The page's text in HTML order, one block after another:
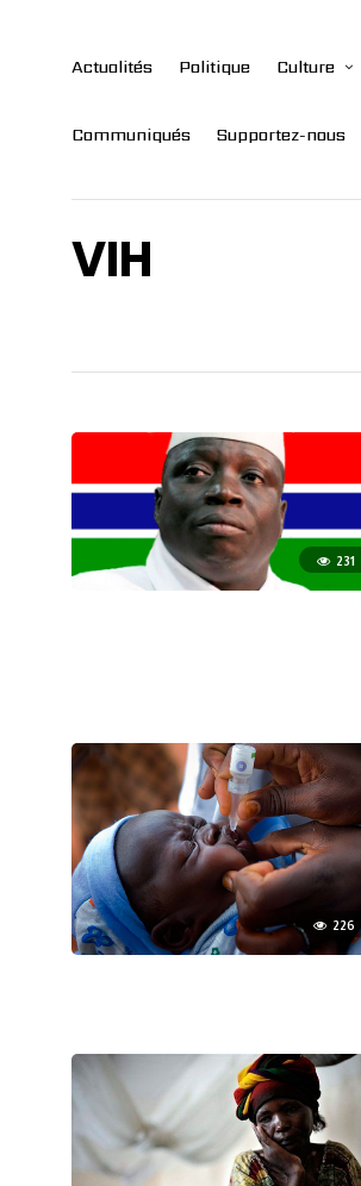
Actualités Politique Culture
Communiqués Supportez-nous
VIH
231
226